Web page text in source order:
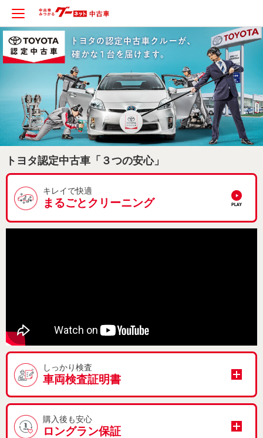
トヨタ認定中古車「３つの安心」
キレイで快適
まるごとクリーニング
しっかり検査
車両検査証明書
購入後も安心
ロングラン保証